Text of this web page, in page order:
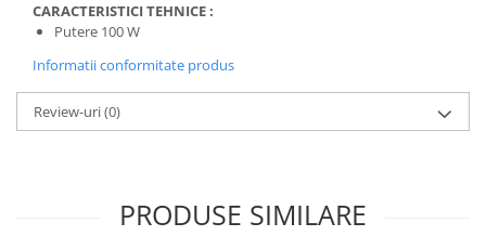
CARACTERISTICI TEHNICE :
Putere 100 W
Informatii conformitate produs
Review-uri(0)
PRODUSE SIMILARE